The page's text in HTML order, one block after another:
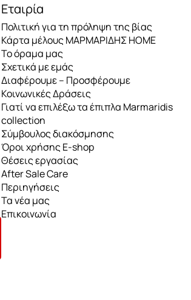
Εταιρία
Πολιτική για τη πρόληψη της βίας
Κάρτα μέλους ΜΑΡΜΑΡΙΔΗΣ HOME
Το όραμα μας
Σχετικά με εμάς
Διαφέρουμε – Προσφέρουμε
Κοινωνικές Δράσεις
Γιατί να επιλέξω τα έπιπλα Marmaridis
collection
Σύμβουλος διακόσμησης
Όροι χρήσης E-shop
Θέσεις εργασίας
After Sale Care
Περιηγήσεις
Τα νέα μας
Επικοινωνία